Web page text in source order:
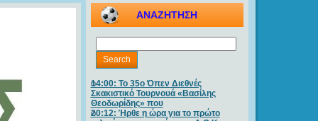
ΑΝΑΖΗΤΗΣΗ
14:00: Το 35ο Όπεν Διεθνές
Σκακιστικό Τουρνουά «Βασίλης
Θεοδωρίδης» που
20:12: Ήρθε η ώρα για το πρώτο